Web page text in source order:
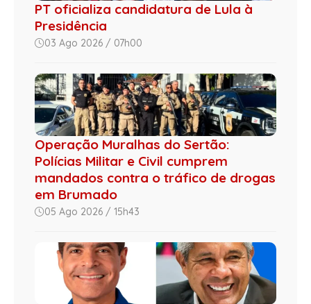
PT oficializa candidatura de Lula à
Presidência
03 Ago 2026 / 07h00
Operação Muralhas do Sertão:
Polícias Militar e Civil cumprem
mandados contra o tráfico de drogas
em Brumado
05 Ago 2026 / 15h43